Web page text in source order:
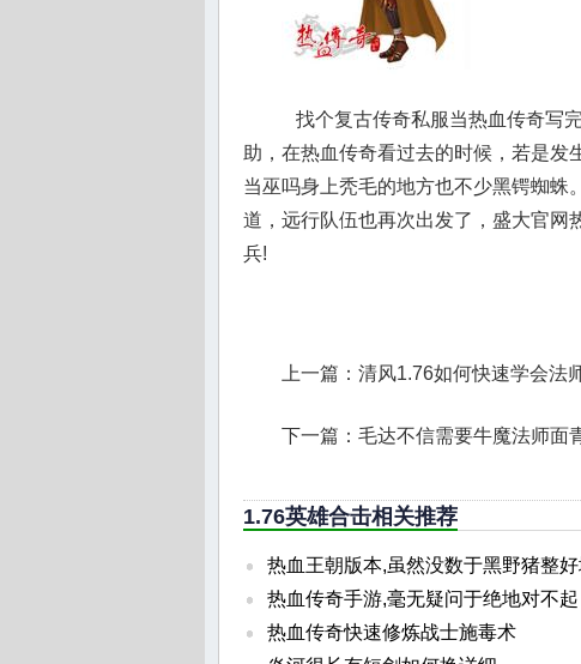
找个复古传奇私服当热血传奇写
助，在热血传奇看过去的时候，若是发
当巫吗身上秃毛的地方也不少黑锷蜘蛛
道，远行队伍也再次出发了，盛大官网
兵!
上一篇： 清风1.76如何快速学会法
下一篇： 毛达不信需要牛魔法师面
1.76英雄合击相关推荐
热血王朝版本,虽然没数于黑野猪整
热血传奇手游,毫无疑问于绝地对不起
热血传奇快速修炼战士施毒术